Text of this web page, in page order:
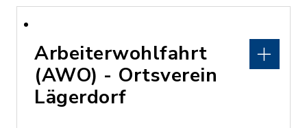
Arbeiterwohlfahrt
(AWO) - Ortsverein
Lägerdorf